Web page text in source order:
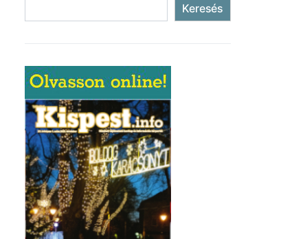
Keresés